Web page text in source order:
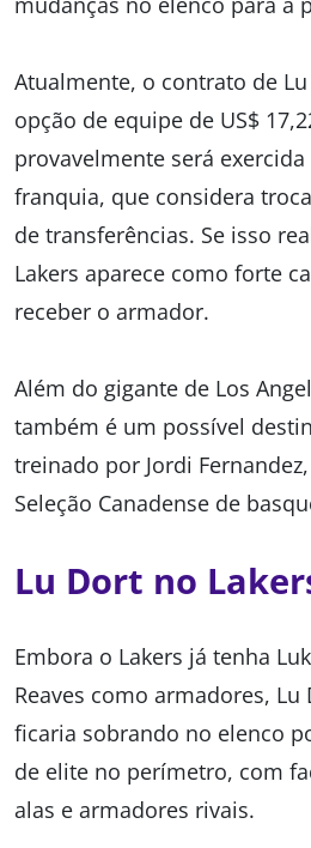
Atualmente, o contrato de
opção de equipe de US$
provavelmente será
franquia, que considera
de transferências. Se isso
Lakers aparece como forte
receber o armador.
Além do gigante de Los
também é um possível
treinado por Jordi
Seleção Canadense de
Lu Dort no
Embora o Lakers já tenha
Reaves como armadores,
ficaria sobrando no elenco
de elite no perímetro, com
alas e armadores rivais.